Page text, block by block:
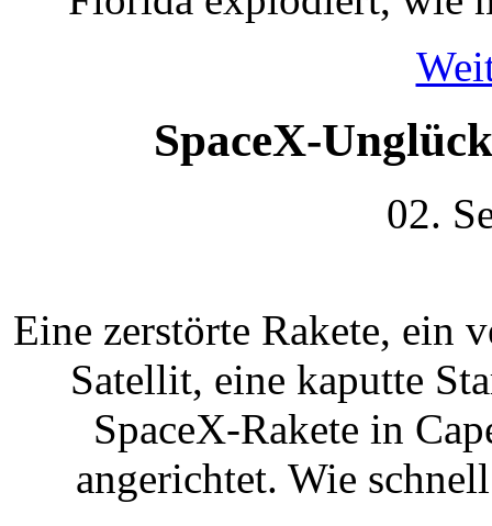
SpaceX-
02.
Eine zerstörte Rakete, ein
Satellit, eine kaputte
SpaceX-Rakete in
angerichtet. Wie